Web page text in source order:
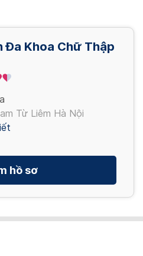
Đa Khoa Chữ Thập
Từ Liêm Hà Nội
hồ sơ